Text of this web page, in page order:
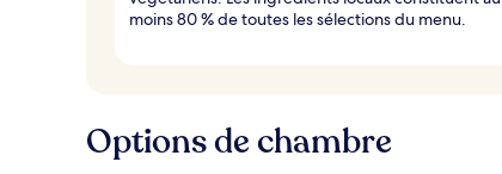
moins 80 % de toutes les sélections du menu.
Options de chambre